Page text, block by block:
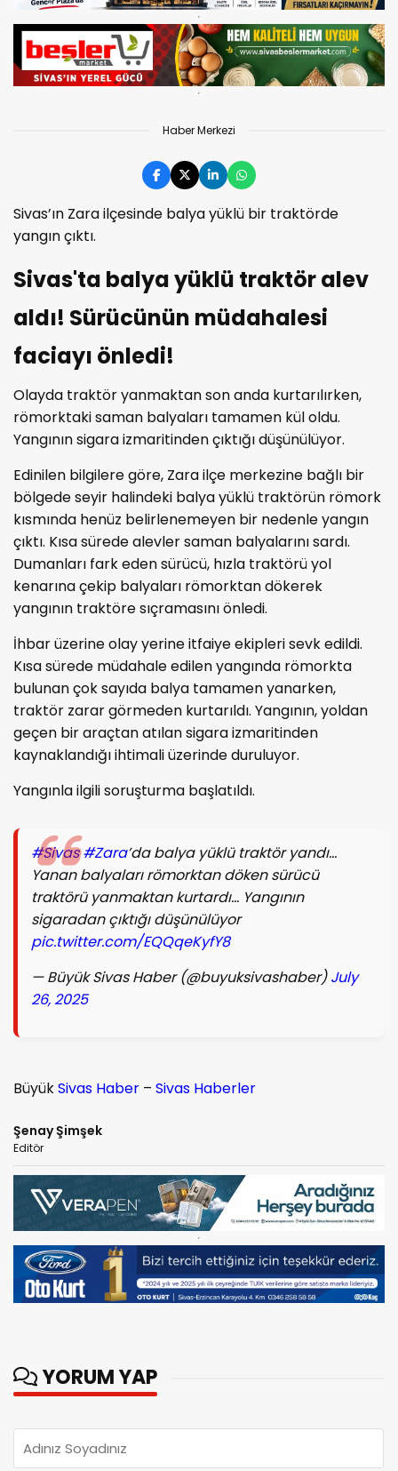
Haber Merkezi
Sivas’ın Zara ilçesinde balya yüklü bir traktörde
yangın çıktı.
Sivas'ta balya yüklü traktör alev
aldı! Sürücünün müdahalesi
faciayı önledi!
Olayda traktör yanmaktan son anda kurtarılırken,
römorktaki saman balyaları tamamen kül oldu.
Yangının sigara izmaritinden çıktığı düşünülüyor.
Edinilen bilgilere göre, Zara ilçe merkezine bağlı bir
bölgede seyir halindeki balya yüklü traktörün römork
kısmında henüz belirlenemeyen bir nedenle yangın
çıktı. Kısa sürede alevler saman balyalarını sardı.
Dumanları fark eden sürücü, hızla traktörü yol
kenarına çekip balyaları römorktan dökerek
yangının traktöre sıçramasını önledi.
İhbar üzerine olay yerine itfaiye ekipleri sevk edildi.
Kısa sürede müdahale edilen yangında römorkta
bulunan çok sayıda balya tamamen yanarken,
traktör zarar görmeden kurtarıldı. Yangının, yoldan
geçen bir araçtan atılan sigara izmaritinden
kaynaklandığı ihtimali üzerinde duruluyor.
Yangınla ilgili soruşturma başlatıldı.
#Sivas #Zara’da balya yüklü traktör yandı…
Yanan balyaları römorktan döken sürücü
traktörü yanmaktan kurtardı… Yangının
sigaradan çıktığı düşünülüyor
pic.twitter.com/EQQqeKyfY8
— Büyük Sivas Haber (@buyuksivashaber)July
26, 2025
BüyükSivas Haber – Sivas Haberler
Şenay Şimşek
Editör
YORUM YAP